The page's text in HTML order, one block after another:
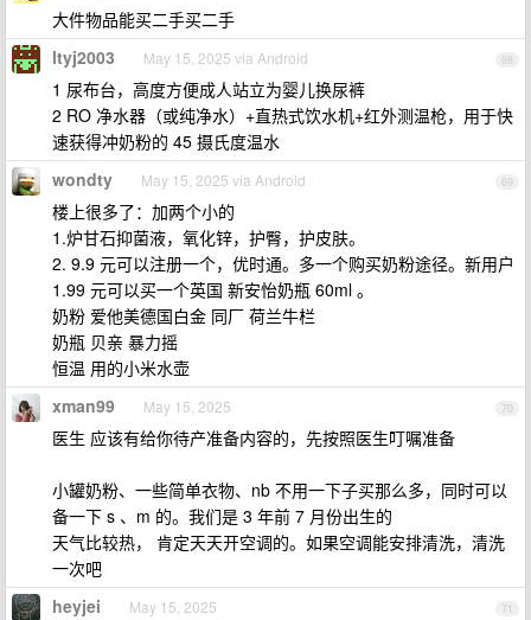
大件物品能买二手买二手
68
ltyj2003 May 15, 2025 via Android
1 尿布台，高度方便成人站立为婴儿换尿裤
2 RO 净水器（或纯净水）+直热式饮水机+红外测温枪，用于快
速获得冲奶粉的 45 摄氏度温水
69
wondty May 15, 2025 via Android
楼上很多了：加两个小的
1.炉甘石抑菌液，氧化锌，护臀，护皮肤。
2. 9.9 元可以注册一个，优时通。多一个购买奶粉途径。新用户
1.99 元可以买一个英国 新安怡奶瓶 60ml 。
奶粉 爱他美德国白金 同厂 荷兰牛栏
奶瓶 贝亲 暴力摇
恒温 用的小米水壶
70
xman99 May 15, 2025
医生 应该有给你待产准备内容的，先按照医生叮嘱准备
小罐奶粉、一些简单衣物、nb 不用一下子买那么多，同时可以
备一下 s 、m 的。我们是 3 年前 7 月份出生的
天气比较热， 肯定天天开空调的。如果空调能安排清洗，清洗
一次吧
71
heyjei May 15, 2025